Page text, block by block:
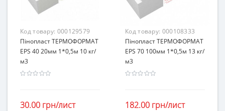
Код товару: 000129579
Пінопласт ТЕРМОФОРМАТ
EPS 40 20мм 1*0,5м 10 кг/
м3
30.00 грн/лист
Код товару: 000108333
Пінопласт ТЕРМОФОРМАТ
EPS 70 100мм 1*0,5м 13 кг/
м3
182.00 грн/лист